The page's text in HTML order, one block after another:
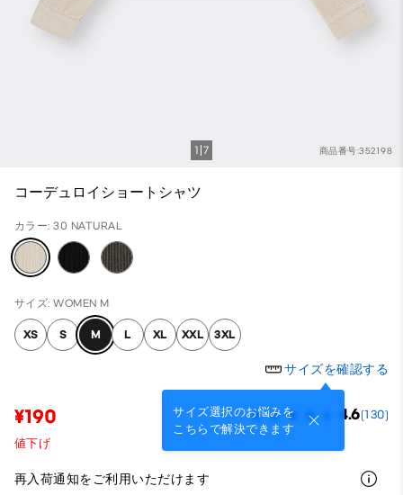
商品番号:352198
1 7
コーデュロイショートシャツ
カラー: 30 NATURAL
サイズ: WOMEN M
XS S M L XL XXL 3XL
サイズを確認する
サイズ選択のお悩みを
こちらで解決できます
¥190 4.6(130)
値下げ
再入荷通知をご利用いただけます